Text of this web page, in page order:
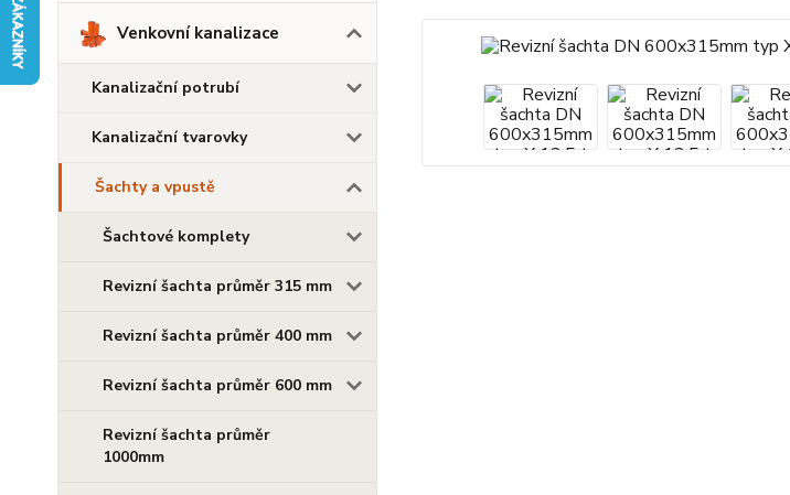
Venkovní kanalizace
Kanalizační potrubí
Kanalizační tvarovky
Šachty a vpustě
Šachtové komplety
Revizní šachta průměr 315 mm
Revizní šachta průměr 400 mm
Revizní šachta průměr 600 mm
Revizní šachta průměr
1000mm